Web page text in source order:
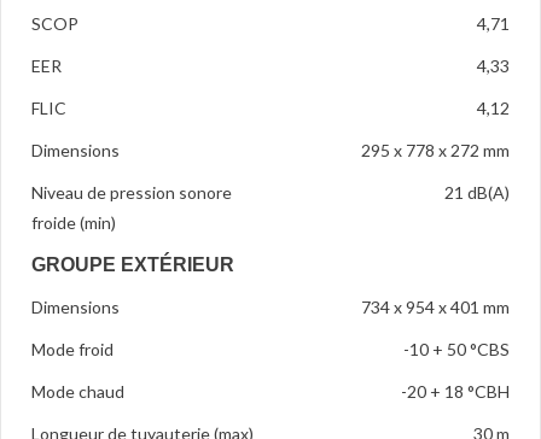
SCOP 4,71
EER 4,33
FLIC 4,12
Dimensions 295 x 778 x 272 mm
Niveau de pression sonore
froide (min)
21 dB(A)
GROUPE EXTÉRIEUR
Dimensions 734 x 954 x 401 mm
Mode froid -10 + 50 °CBS
Mode chaud -20 + 18 °CBH
Longueur de tuyauterie (max) 30 m